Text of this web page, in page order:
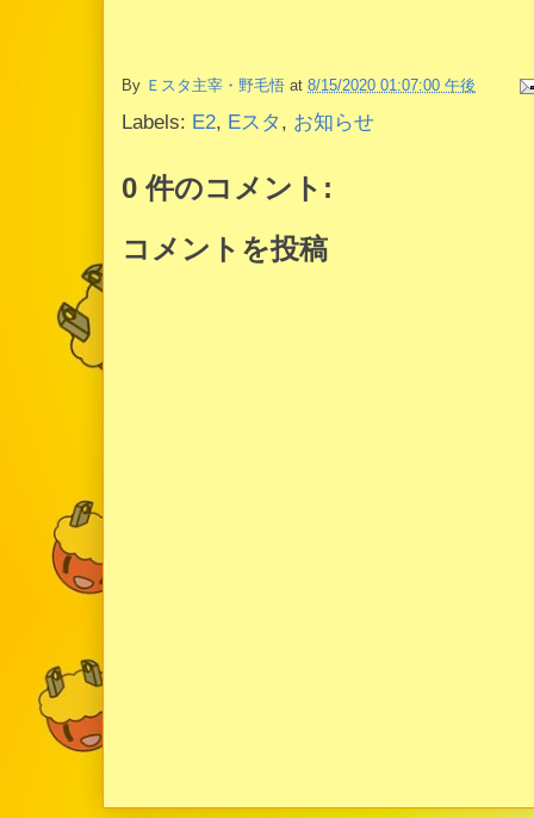
By Ｅスタ主宰・野毛悟 at 8/15/2020 01:07:00 午後
Labels: E2, Eスタ , お知らせ
0 件のコメント:
コメントを投稿